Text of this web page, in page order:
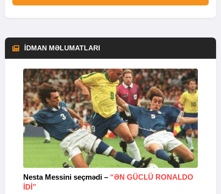
İDMAN MƏLUMATLARI
Nesta Messini seçmədi – “ƏN GÜCLÜ RONALDO
IDI”